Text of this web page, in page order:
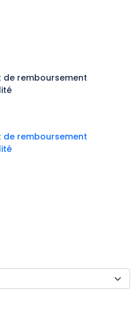
de remboursement
de remboursement